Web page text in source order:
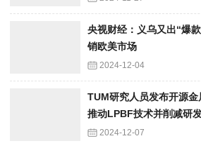
央视财经：义乌又出“爆
销欧美市场
2024-12-04
TUM研究人员发布开源金
推动LPBF技术并削减研
2024-12-07